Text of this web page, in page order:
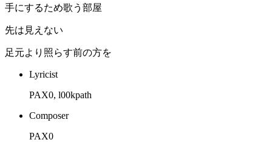
手にするため歌う部屋
先は見えない
足元より照らす前の方を
Lyricist
PAX0, l00kpath
Composer
PAX0